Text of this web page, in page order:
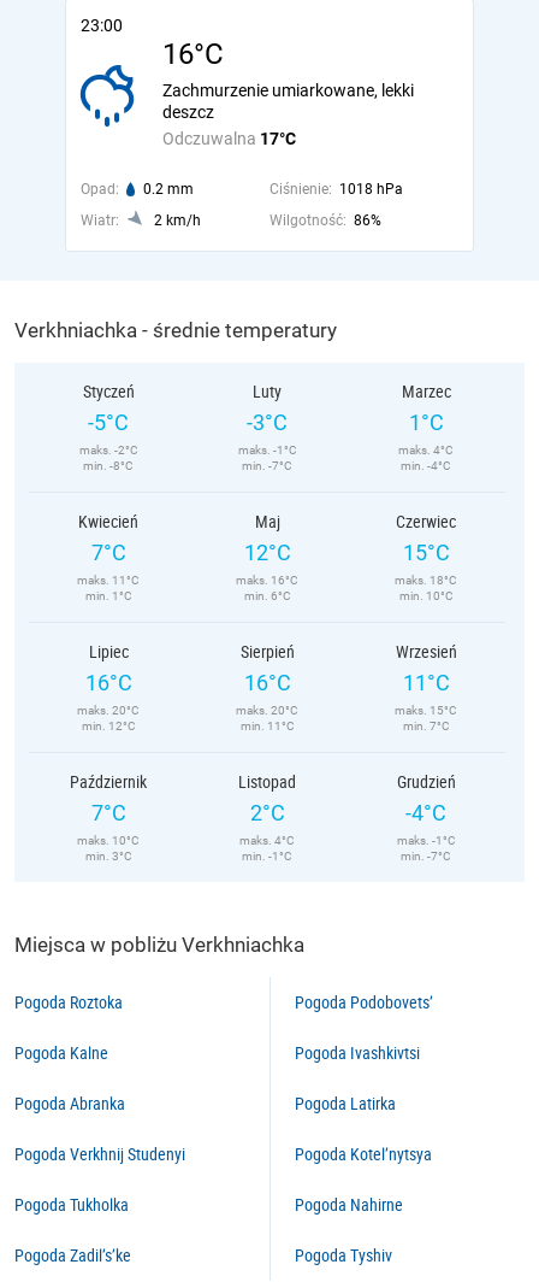
23:00
16°C
Odczuwalna 17°C
Zachmurzenie umiarkowane, lekki
deszcz
Opad: 0.2 mm Ciśnienie: 1018 hPa
Wiatr:
2 km/h Wilgotność: 86%
Verkhniachka - średnie temperatury
Styczeń
-5°C
maks. -2°C
min. -8°C
Luty
-3°C
maks. -1°C
min. -7°C
Marzec
1°C
maks. 4°C
min. -4°C
Kwiecień
7°C
maks. 11°C
min. 1°C
Maj
12°C
maks. 16°C
min. 6°C
Czerwiec
15°C
maks. 18°C
min. 10°C
Lipiec
16°C
maks. 20°C
min. 12°C
Sierpień
16°C
maks. 20°C
min. 11°C
Wrzesień
11°C
maks. 15°C
min. 7°C
Październik
7°C
maks. 10°C
min. 3°C
Listopad
2°C
maks. 4°C
min. -1°C
Grudzień
-4°C
maks. -1°C
min. -7°C
Miejsca w pobliżu Verkhniachka
Pogoda Roztoka
Pogoda Kalne
Pogoda Abranka
Pogoda Verkhnij Studenyi
Pogoda Tukholka
Pogoda Zadil’s’ke
Pogoda Podobovets’
Pogoda Ivashkivtsi
Pogoda Latirka
Pogoda Kotel’nytsya
Pogoda Nahirne
Pogoda Tyshiv